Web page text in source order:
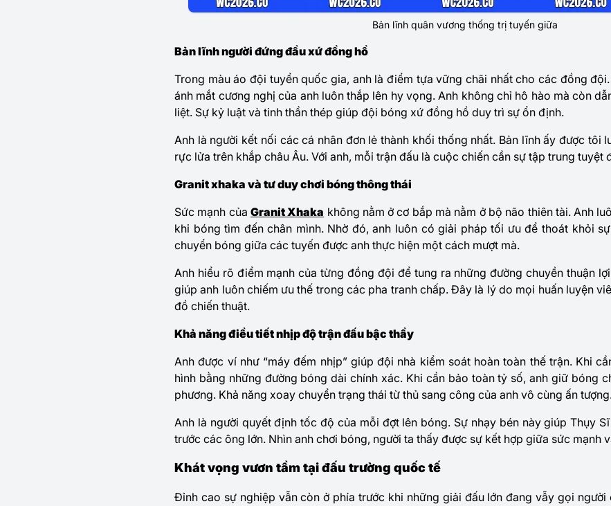
Bản lĩnh quân vương thống trị tuyến giữa
Bản lĩnh người đứng đầu xứ đồng hồ
Trong màu áo đội tuyển quốc gia, anh là điểm tựa vững chãi nhất cho các đồng
ánh mắt cương nghị của anh luôn thắp lên hy vọng. Anh không chỉ hô hào mà còn
liệt. Sự kỷ luật và tinh thần thép giúp đội bóng xứ đồng hồ duy trì sự ổn định.
Anh là người kết nối các cá nhân đơn lẻ thành khối thống nhất. Bản lĩnh ấy được tôi
rực lửa trên khắp châu Âu. Với anh, mỗi trận đấu là cuộc chiến cần sự tập trung tuyệt
Granit xhaka và tư duy chơi bóng thông thái
Sức mạnh của Granit Xhaka không nằm ở cơ bắp mà nằm ở bộ não thiên tài. Anh
khi bóng tìm đến chân mình. Nhờ đó, anh luôn có giải pháp tối ưu để thoát khỏi
chuyển bóng giữa các tuyến được anh thực hiện một cách mượt mà.
Anh hiểu rõ điểm mạnh của từng đồng đội để tung ra những đường chuyền thuận
giúp anh luôn chiếm ưu thế trong các pha tranh chấp. Đây là lý do mọi huấn luyện
đồ chiến thuật.
Khả năng điều tiết nhịp độ trận đấu bậc thầy
Anh được ví như “máy đếm nhịp” giúp đội nhà kiểm soát hoàn toàn thế trận. Khi
hình bằng những đường bóng dài chính xác. Khi cần bảo toàn tỷ số, anh giữ bóng
phương. Khả năng xoay chuyển trạng thái từ thủ sang công của anh vô cùng ấn
Anh là người quyết định tốc độ của mỗi đợt lên bóng. Sự nhạy bén này giúp Thụy
trước các ông lớn. Nhìn anh chơi bóng, người ta thấy được sự kết hợp giữa sức mạnh
Khát vọng vươn tầm tại đấu trường quốc tế
Đỉnh cao sự nghiệp vẫn còn ở phía trước khi những giải đấu lớn đang vẫy gọi người